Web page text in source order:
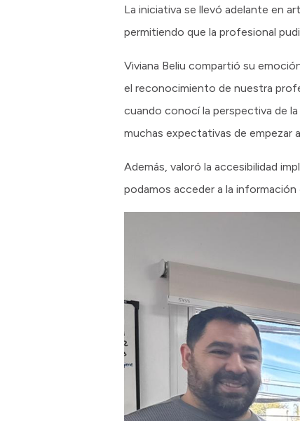
La iniciativa se llevó adelante en
permitiendo que la profesional
Viviana Beliu compartió su
el reconocimiento de nuestra
cuando conocí la perspectiva de
muchas expectativas de empezar
Además, valoró la accesibilidad
podamos acceder a la información